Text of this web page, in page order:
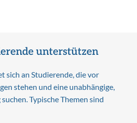
unterstützen
sich an Studierende, die vor
stehen und eine unabhängige,
Typische Themen sind